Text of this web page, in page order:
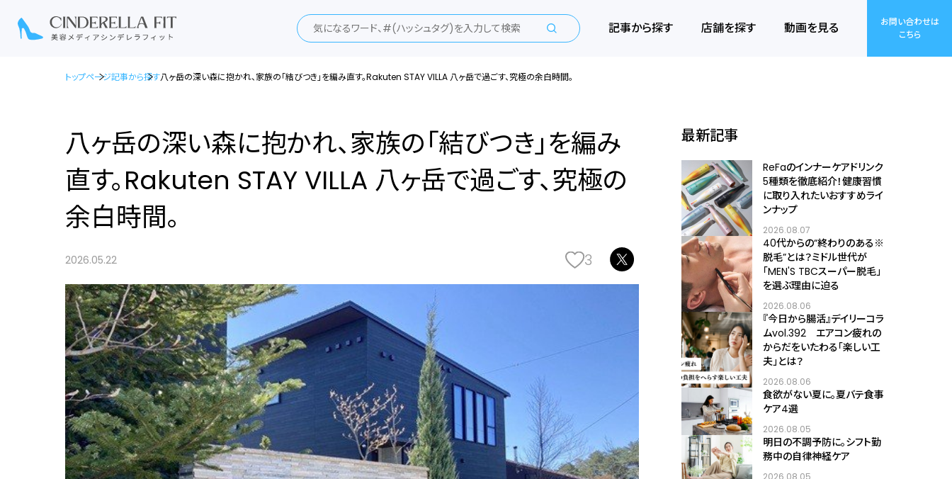
記事から探す 店舗を探す 動画を見る
お問い合わせは
こちら
トップページ記事から探す八ヶ岳の深い森に抱かれ、家族の「結びつき」を編み直す。Rakuten STAY VILLA 八ヶ岳で過ごす、究極の余白時間。
八ヶ岳の深い森に抱かれ、家族の「結びつき」を編み
直す。Rakuten STAY VILLA 八ヶ岳で過ごす、究極の
余白時間。
2026.05.22 3
最新記事
ReFaのインナーケアドリンク
5種類を徹底紹介！健康習慣
に取り入れたいおすすめライ
ンナップ
2026.08.07
40代からの“終わりのある※
脱毛”とは？ミドル世代が
「MEN'S TBCスーパー脱毛」
を選ぶ理由に迫る
2026.08.06
『今日から腸活』デイリーコラ
ムvol.392 エアコン疲れの
からだをいたわる「楽しい工
夫」とは？
2026.08.06
食欲がない夏に。夏バテ食事
ケア4選
2026.08.05
明日の不調予防に。シフト勤
務中の自律神経ケア
2026.08.05